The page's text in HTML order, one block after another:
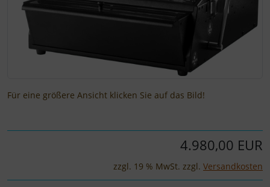
Für eine größere Ansicht klicken Sie auf das Bild!
4.980,00 EUR
zzgl. 19 % MwSt. zzgl. Versandkosten